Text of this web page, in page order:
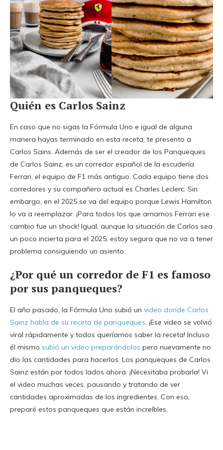
Quién es Carlos Sainz
En caso que no sigas la Fórmula Uno e igual de alguna
manera hayas terminado en esta receta, te presento a
Carlos Sains. Además de ser el creador de los Panqueques
de Carlos Sainz, es un corredor español de la escudería
Ferrari, el equipo de F1 más antiguo. Cada equipo tiene dos
corredores y su compañero actual es Charles Leclerc. Sin
embargo, en el 2025 se va del equipo porque Lewis Hamilton
lo va a reemplazar. ¡Para todos los que amamos Ferrari ese
cambio fue un shock! Igual, aunque la situación de Carlos sea
un poco incierta para el 2025, estoy segura que no va a tener
problema consiguiendo un asiento.
¿Por qué un corredor de F1 es famoso
por sus panqueques?
El año pasado, la Fórmula Uno subió un video donde Carlos
Sainz habla de su receta de panqueques. ¡Ese video se volvió
viral rápidamente y todos queríamos saber la receta! Incluso
él mismo subió un video preparándolos pero nuevamente no
dio las cantidades para hacerlos. Los panqueques de Carlos
Sainz están por todos lados ahora. ¡Necesitaba probarla! Vi
el video muchas veces, pausando y tratando de ver
cantidades aproximadas de los ingredientes. Con eso,
preparé estos panqueques que están increíbles.